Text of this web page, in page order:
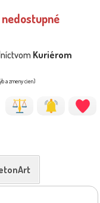
Kuriérom
a zmeny cien)